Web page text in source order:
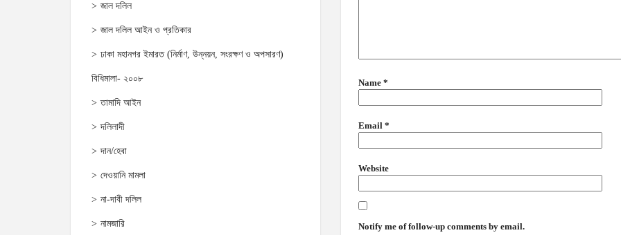
জাল দলিল
জাল দলিল আইন ও প্রতিকার
ঢাকা মহানগর ইমারত (নির্মাণ, উন্নয়ন, সংরক্ষণ ও অপসারণ)
বিধিমালা- ২০০৮
তামাদি আইন
দলিলাদী
দান/হেবা
দেওয়ানি মামলা
না-দাবী দলিল
নামজারি
Name *
Email *
Website
Notify me of follow-up comments by email.